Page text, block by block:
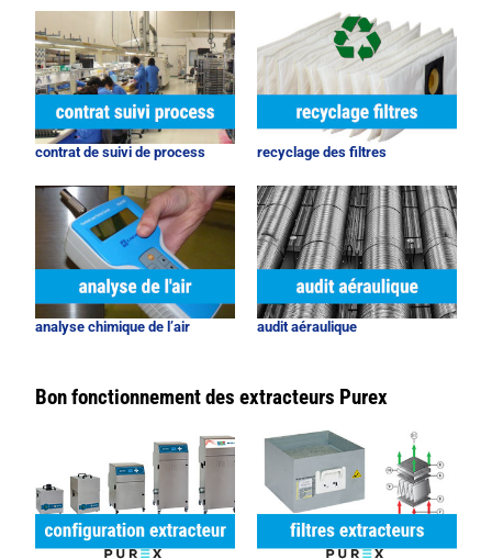
contrat de suivi de process recyclage des filtres
analyse chimique de l’air audit aéraulique
Bon fonctionnement des extracteurs Purex